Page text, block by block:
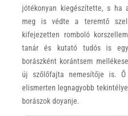
jótékonyan kiegészítette, s ha
meg is védte a teremtő
kifejezetten romboló
tanár és kutató tudós is
borászként korántsem
új szőlőfajta nemesítője is.
elismerten legnagyobb
borászok doyanje.